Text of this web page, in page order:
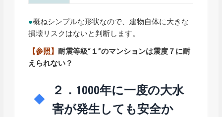
●概ねシンプルな形状なので、建物自体に大きな
損壊リスクはないと判断します。
【参照】耐震等級“１”のマンションは震度７に耐
えられない？
２．1000年に一度の大水
害が発生しても安全か